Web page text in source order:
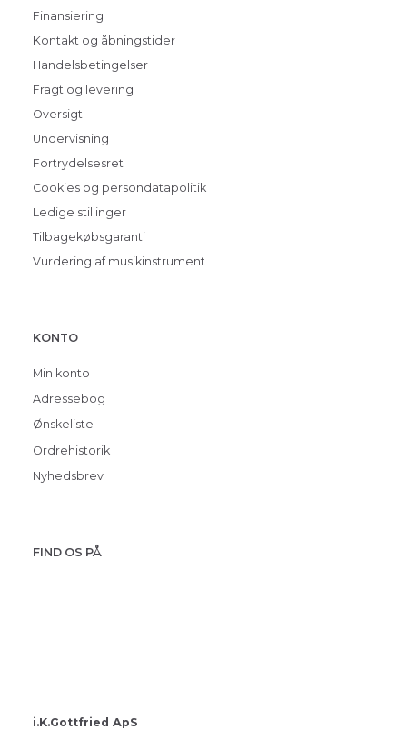
Finansiering
Kontakt og åbningstider
Handelsbetingelser
Fragt og levering
Oversigt
Undervisning
Fortrydelsesret
Cookies og persondatapolitik
Ledige stillinger
Tilbagekøbsgaranti
Vurdering af musikinstrument
KONTO
Min konto
Adressebog
Ønskeliste
Ordrehistorik
Nyhedsbrev
FIND OS PÅ
i.K.Gottfried ApS